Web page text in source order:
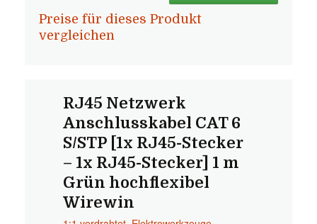
Preise für dieses Produkt
vergleichen
RJ45 Netzwerk
Anschlusskabel CAT 6
S/STP [1x RJ45-Stecker
– 1x RJ45-Stecker] 1 m
Grün hochflexibel
Wirewin